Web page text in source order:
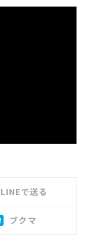
LINEで送る
ブクマ